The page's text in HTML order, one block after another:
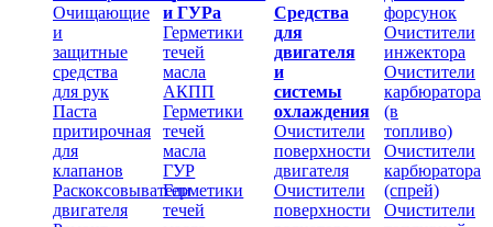
Очищающие
и
защитные
средства
для рук
Паста
притирочная
для
клапанов
Раскоксовыватели
двигателя
и ГУРа
Герметики
течей
масла
АКПП
Герметики
течей
масла
ГУР
Герметики
течей
Средства
для
двигателя
и
системы
охлаждения
Очистители
поверхности
двигателя
Очистители
поверхности
форсунок
Очистители
инжектора
Очистители
карбюратора
(в
топливо)
Очистители
карбюратора
(спрей)
Очистители